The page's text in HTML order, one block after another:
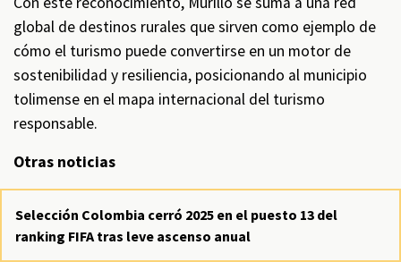
global de destinos rurales que sirven como ejemplo de
cómo el turismo puede convertirse en un motor de
sostenibilidad y resiliencia, posicionando al municipio
tolimense en el mapa internacional del turismo
responsable.
Otras noticias
Selección Colombia cerró 2025 en el puesto 13 del
ranking FIFA tras leve ascenso anual